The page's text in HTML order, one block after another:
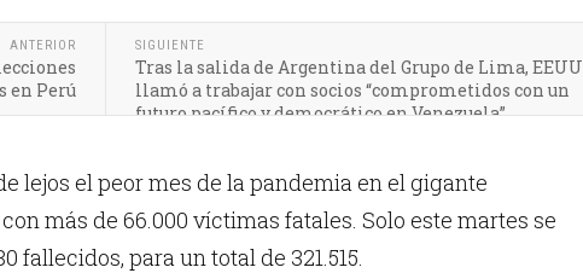
ANTERIOR
en Perú
SIGUIENTE
Tras la salida de Argentina del Grupo de Lima, EEUU
llamó a trabajar con socios “comprometidos con un
futuro pacífico y democrático en Venezuela”
lejos el peor mes de la pandemia en el gigante
más de 66.000 víctimas fatales. Solo este martes se
fallecidos, para un total de 321.515.